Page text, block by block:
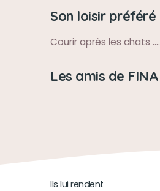
Son loisir préféré
Courir après les chats ....
Les amis de FINA
Ils lui rendent